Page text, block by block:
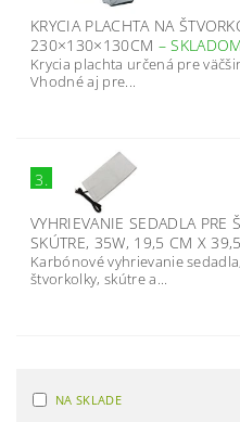
KRYCIA PLACHTA NA
230×130×130CM –SKLADOM
Krycia plachta určená pre
Vhodné aj pre...
3.
VYHRIEVANIE SEDADLA PRE
SKÚTRE, 35W, 19,5 CM X
Karbónové vyhrievanie
štvorkolky, skútre a...
NA SKLADE